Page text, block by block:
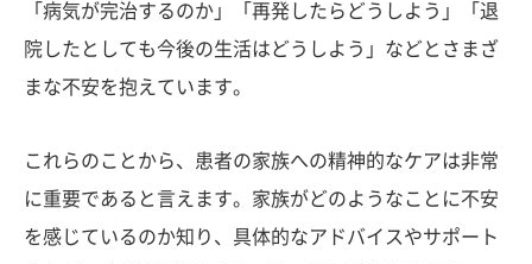
「病気が完治するのか」「再発したらどうしよう」「退
院したとしても今後の生活はどうしよう」などとさまざ
まな不安を抱えています。
これらのことから、患者の家族への精神的なケアは非常
に重要であると言えます。家族がどのようなことに不安
を感じているのか知り、具体的なアドバイスやサポート